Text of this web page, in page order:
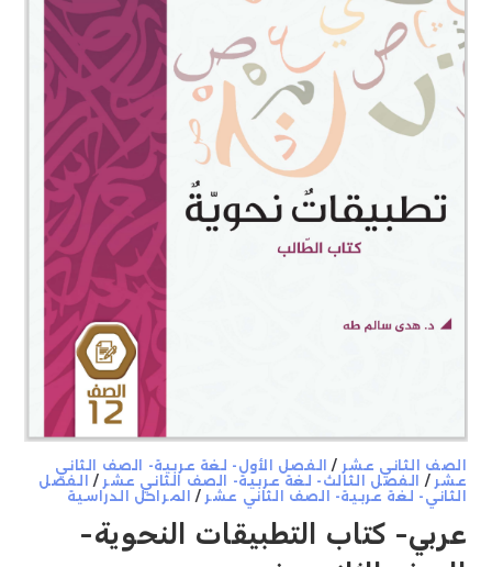
الصف الثاني عشر /
الفصل الأول- لغة عربية- الصف الثاني
عشر / الفصل الثالث- لغة عربية- الصف الثاني عشر /
الفصل
الثاني- لغة عربية- الصف الثاني عشر / المراحل الدراسية
عربي- كتاب التطبيقات النحوية-